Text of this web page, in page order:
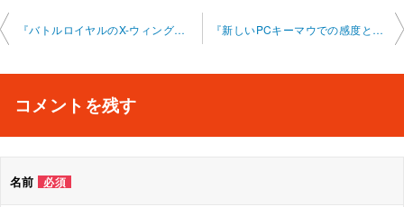
投
ビ
『バトルロイヤルのX-ウィングについて』フォートナイトオンラインレッスン 2025- 05-25-0010-0029 『新しいPCキーマウでの感度とゼロビルドのバトルロイヤルについて』フォートナ イトオンラインレッスン 2025-05-26-0010-0033
コメントを残す
名前 必須